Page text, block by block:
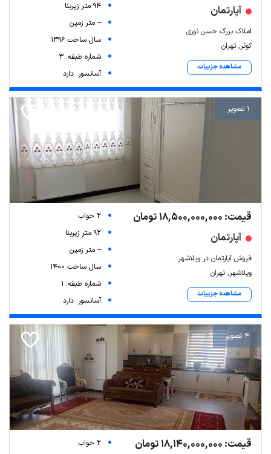
آپارتمان
املاک بزرگ حسن نوری
کوثر, تهران
مشاهده جزییات
94 متر زیربنا
-- متر زمین
سال ساخت 1396
شماره طبقه: 3
آسانسور: دارد
1 تصویر
قیمت: 18,500,000,000 تومان
آپارتمان
فروش آپارتمان در ویلاشهر
ویلاشهر, تهران
مشاهده جزییات
2 خواب
92 متر زیربنا
-- متر زمین
سال ساخت 1400
شماره طبقه: 1
آسانسور: دارد
4 تصویر
قیمت: 18,140,000,000 تومان
2 خواب